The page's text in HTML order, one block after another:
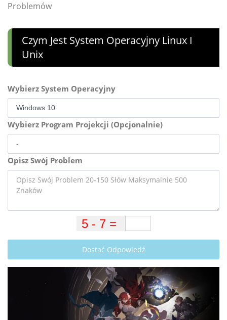
Problemów
Czym Jest System Operacyjny Linux I
Unix
Wybierz System Operacyjny
Wybierz Program Projekcji (Opcjonalnie)
Opisz Swój Problem
Dostać Odpowiedź